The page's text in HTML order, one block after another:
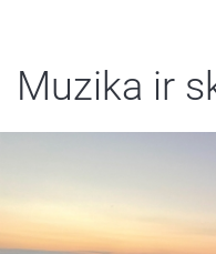
Muzika ir